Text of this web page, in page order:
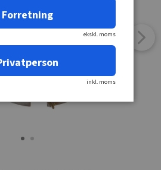
Forretning
ekskl. moms
inkl. moms